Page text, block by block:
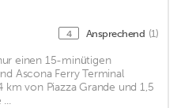
4 Ansprechend (1)
einen 15-minütigen
Ascona Ferry Terminal
von Piazza Grande und 1,5